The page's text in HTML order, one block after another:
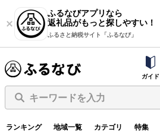
ふるなびアプリなら
返礼品がもっと探しやすい！
ふるさと納税サイト「ふるなび」
ガイド
キーワードを入力
ランキング 地域一覧 カテゴリ 特集